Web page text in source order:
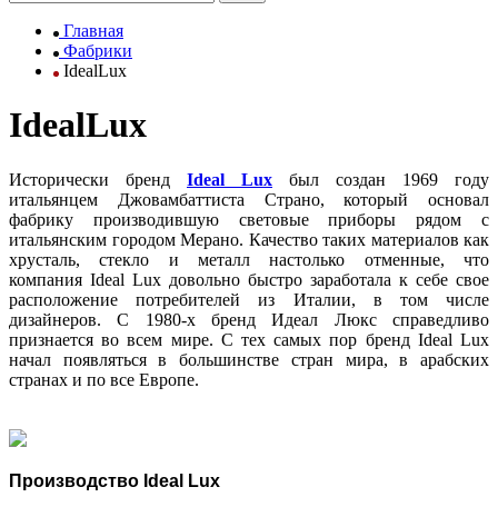
Главная
Фабрики
IdealLux
IdealLux
Исторически бренд Ideal Lux
был создан 1969 году
итальянцем Джовамбаттиста Страно, который основал
фабрику производившую световые приборы рядом с
итальянским городом Мерано. Качество таких материалов как
хрусталь, стекло и металл настолько отменные, что
компания Ideal Lux довольно быстро заработала к себе свое
расположение потребителей из Италии, в том числе
дизайнеров. С 1980-х бренд Идеал Люкс справедливо
признается во всем мире. С тех самых пор бренд Ideal Lux
начал появляться в большинстве стран мира, в арабских
странах и по все Европе.
Производство Ideal Lux